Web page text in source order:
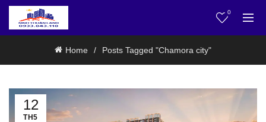
0
Home Posts Tagged "Chamora city"
12
TH5